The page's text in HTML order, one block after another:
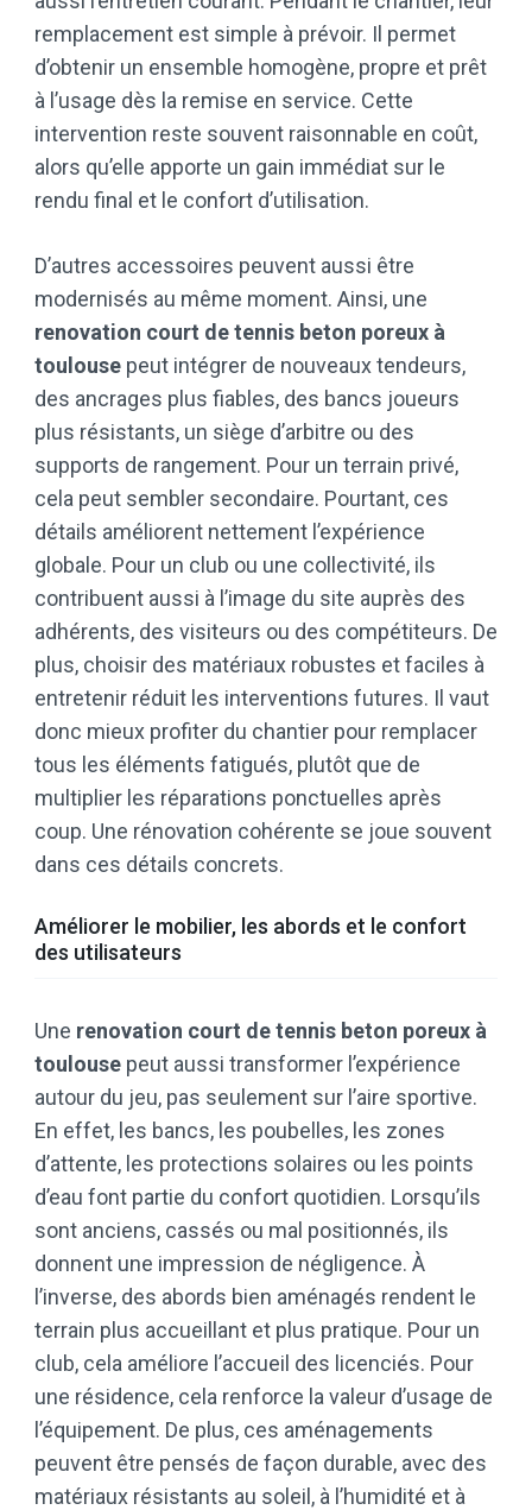
remplacement est simple à prévoir. Il permet
d’obtenir un ensemble homogène, propre et prêt
à l’usage dès la remise en service. Cette
intervention reste souvent raisonnable en coût,
alors qu’elle apporte un gain immédiat sur le
rendu final et le confort d’utilisation.
D’autres accessoires peuvent aussi être
modernisés au même moment. Ainsi, une
renovation court de tennis beton poreux à
toulouse peut intégrer de nouveaux tendeurs,
des ancrages plus fiables, des bancs joueurs
plus résistants, un siège d’arbitre ou des
supports de rangement. Pour un terrain privé,
cela peut sembler secondaire. Pourtant, ces
détails améliorent nettement l’expérience
globale. Pour un club ou une collectivité, ils
contribuent aussi à l’image du site auprès des
adhérents, des visiteurs ou des compétiteurs. De
plus, choisir des matériaux robustes et faciles à
entretenir réduit les interventions futures. Il vaut
donc mieux profiter du chantier pour remplacer
tous les éléments fatigués, plutôt que de
multiplier les réparations ponctuelles après
coup. Une rénovation cohérente se joue souvent
dans ces détails concrets.
Améliorer le mobilier, les abords et le confort
des utilisateurs
Une renovation court de tennis beton poreux à
toulouse peut aussi transformer l’expérience
autour du jeu, pas seulement sur l’aire sportive.
En effet, les bancs, les poubelles, les zones
d’attente, les protections solaires ou les points
d’eau font partie du confort quotidien. Lorsqu’ils
sont anciens, cassés ou mal positionnés, ils
donnent une impression de négligence. À
l’inverse, des abords bien aménagés rendent le
terrain plus accueillant et plus pratique. Pour un
club, cela améliore l’accueil des licenciés. Pour
une résidence, cela renforce la valeur d’usage de
l’équipement. De plus, ces aménagements
peuvent être pensés de façon durable, avec des
matériaux résistants au soleil, à l’humidité et à